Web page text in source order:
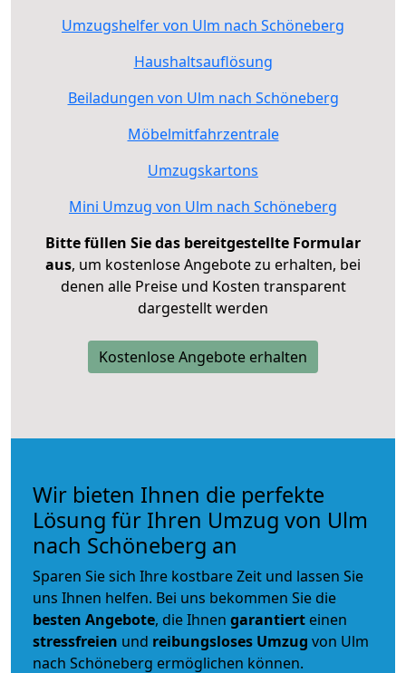
Umzugshelfer von Ulm nach Schöneberg
Haushaltsauflösung
Beiladungen von Ulm nach Schöneberg
Möbelmitfahrzentrale
Umzugskartons
Mini Umzug von Ulm nach Schöneberg
Bitte füllen Sie das bereitgestellte Formular
aus, um kostenlose Angebote zu erhalten, bei
denen alle Preise und Kosten transparent
dargestellt werden
Kostenlose Angebote erhalten
Wir bieten Ihnen die perfekte
Lösung für Ihren Umzug von Ulm
nach Schöneberg an
Sparen Sie sich Ihre kostbare Zeit und lassen Sie
uns Ihnen helfen. Bei uns bekommen Sie die
besten Angebote, die Ihnen garantiert einen
stressfreien und reibungsloses Umzug von Ulm
nach Schöneberg ermöglichen können.